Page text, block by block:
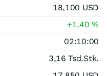
18,100 USD
+1,40%
02:10:00
3,16 Tsd.Stk.